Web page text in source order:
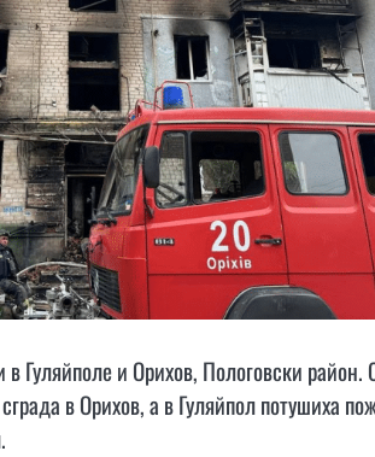
Гуляйполе и Орихов, Пологовски
в Орихов, а в Гуляйпол потушиха